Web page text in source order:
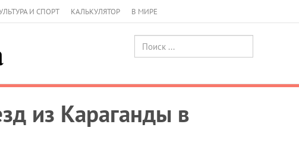
И СПОРТ КАЛЬКУЛЯТОР В МИРЕ
из Караганды в